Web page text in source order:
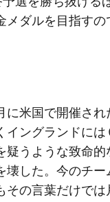
ダルを目指す
米国で開催さ
ングランドに
うような致命的
した。今のチー
の言葉だけで